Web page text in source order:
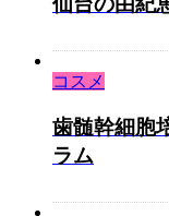
コスメ
歯髄幹細胞
ラム